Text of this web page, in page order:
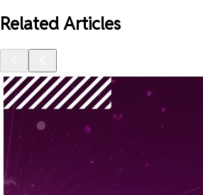
Related Articles